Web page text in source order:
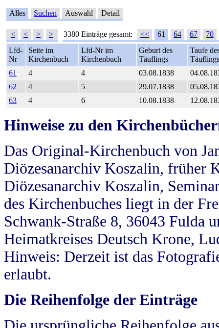
Alles Suchen Auswahl Detail
|< < > >| 3380 Einträge gesamt: << 61 64 67
70
Lfd-
Nr
Seite im
Kirchenbuch
Lfd-Nr im
Kirchenbuch
Geburt des
Täuflings
Taufe
Täuflings
61
4 4 03.08.1838
62
4 5 29.07.1838
63
4 6 10.08.1838
Hinweise zu den
Das Original-Kirchenbuch von
Diözesanarchiv Koszalin, früher
Diözesanarchiv Koszalin,
des Kirchenbuches liegt in der
Schwank-Straße 8, 36043 Fulda
Heimatkreises Deutsch Krone,
Hinweis: Derzeit ist das
erlaubt.
Die Reihenfolge der Einträge